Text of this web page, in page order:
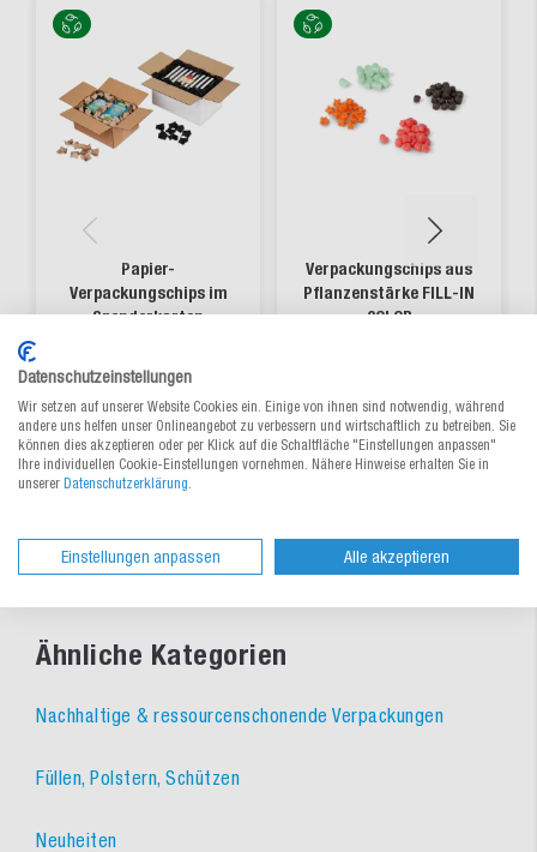
Papier-
Verpackungschips im
Spenderkarton
ab 33,20 € / Krt.
lieferbar
Verpackungschips aus
Pflanzenstärke FILL-IN
COLOR
lieferbar
Ähnliche Kategorien
Nachhaltige & ressourcenschonende Verpackungen
Füllen, Polstern, Schützen
Neuheiten
Datenschutzeinstellungen
Wir setzen auf unserer Website Cookies ein. Einige von ihnen sind notwendig, während
andere uns helfen unser Onlineangebot zu verbessern und wirtschaftlich zu betreiben. Sie
können dies akzeptieren oder per Klick auf die Schaltfläche "Einstellungen anpassen"
Ihre individuellen Cookie-Einstellungen vornehmen. Nähere Hinweise erhalten Sie in
unserer Datenschutzerklärung.
Einstellungen anpassen Alle akzeptieren